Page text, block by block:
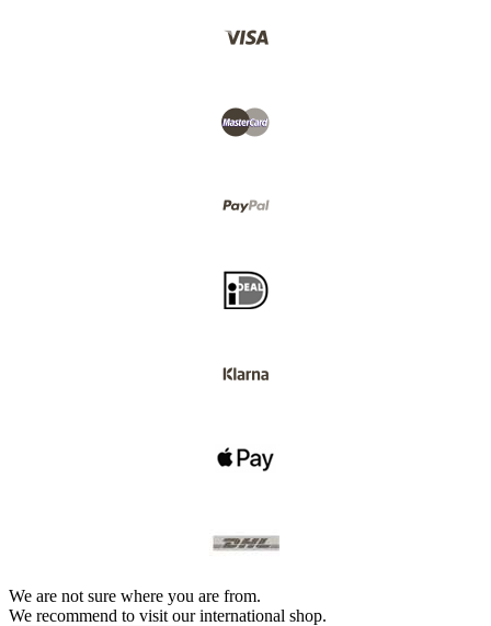
We are not sure where you are from.
We recommend to visit our international shop.